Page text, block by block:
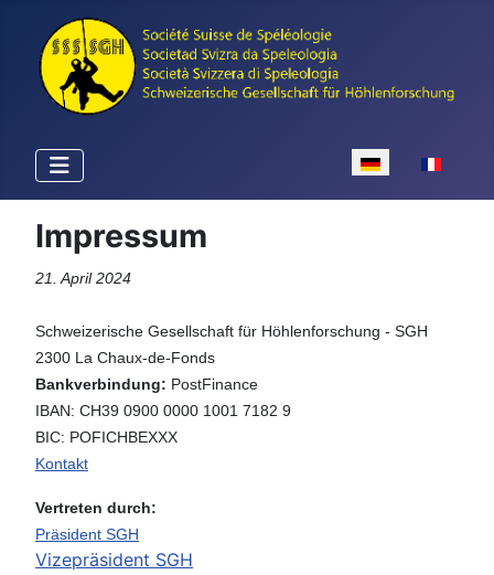
Sprache
Impressum
21. April 2024
Schweizerische Gesellschaft für Höhlenforschung - SGH
2300 La Chaux-de-Fonds
Bankverbindung: PostFinance
IBAN: CH39 0900 0000 1001 7182 9
BIC: POFICHBEXXX
Kontakt
Vertreten durch:
Präsident SGH
Vizepräsident SGH